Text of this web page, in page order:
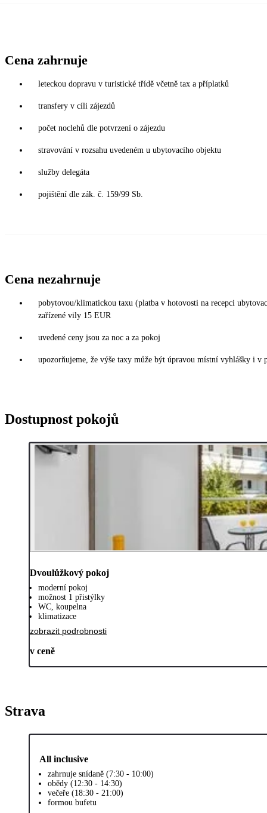
Cena zahrnuje
leteckou dopravu v turistické třídě včetně tax a příplatků
transfery v cíli zájezdů
počet noclehů dle potvrzení o zájezdu
stravování v rozsahu uvedeném u ubytovacího objektu
služby delegáta
pojištění dle zák. č. 159/99 Sb.
Cena nezahrnuje
pobytovou/klimatickou taxu (platba v hotovosti na recepci
zařízené vily 15 EUR
uvedené ceny jsou za noc a za pokoj
upozorňujeme, že výše taxy může být úpravou místní vyhlášky i
Dostupnost pokojů
Dvoulůžkový pokoj
moderní pokoj
možnost 1 přistýlky
WC, koupelna
klimatizace
zobrazit podrobnosti
v ceně
Strava
All inclusive
zahrnuje snídaně (7:30 - 10:00)
obědy (12:30 - 14:30)
večeře (18:30 - 21:00)
formou bufetu